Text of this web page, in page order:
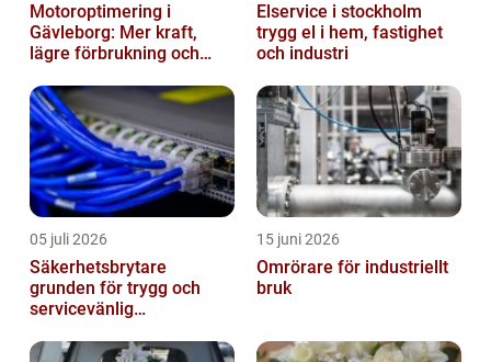
Motoroptimering i
Gävleborg: Mer kraft,
lägre förbrukning och
Elservice i stockholm
trygg el i hem, fastighet
och industri
05 juli 2026
Säkerhetsbrytare
grunden för trygg och
servicevänlig
15 juni 2026
Omrörare för industriellt
bruk